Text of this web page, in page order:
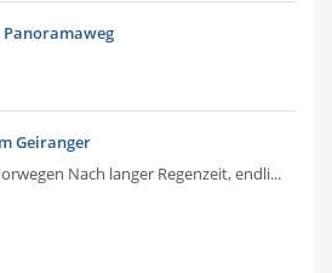
Panoramaweg
Geiranger
Nach langer Regenzeit, endli...